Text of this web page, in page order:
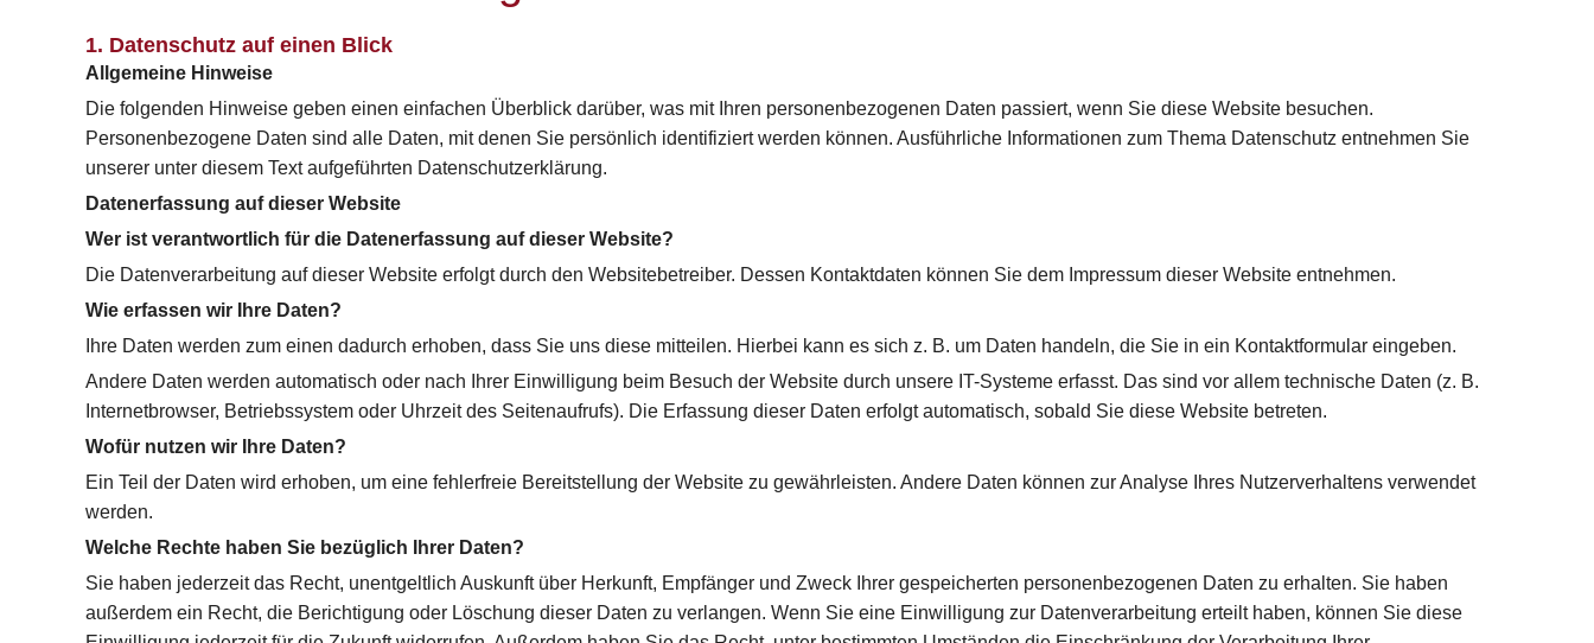
1. Datenschutz auf einen Blick
Allgemeine Hinweise
Die folgenden Hinweise geben einen einfachen Überblick darüber, was mit Ihren personenbezogenen Daten passiert, wenn Sie diese Website besuchen.
Personenbezogene Daten sind alle Daten, mit denen Sie persönlich identifiziert werden können. Ausführliche Informationen zum Thema Datenschutz entnehmen Sie
unserer unter diesem Text aufgeführten Datenschutzerklärung.
Datenerfassung auf dieser Website
Wer ist verantwortlich für die Datenerfassung auf dieser Website?
Die Datenverarbeitung auf dieser Website erfolgt durch den Websitebetreiber. Dessen Kontaktdaten können Sie dem Impressum dieser Website entnehmen.
Wie erfassen wir Ihre Daten?
Ihre Daten werden zum einen dadurch erhoben, dass Sie uns diese mitteilen. Hierbei kann es sich z. B. um Daten handeln, die Sie in ein Kontaktformular eingeben.
Andere Daten werden automatisch oder nach Ihrer Einwilligung beim Besuch der Website durch unsere IT-Systeme erfasst. Das sind vor allem technische Daten (z. B.
Internetbrowser, Betriebssystem oder Uhrzeit des Seitenaufrufs). Die Erfassung dieser Daten erfolgt automatisch, sobald Sie diese Website betreten.
Wofür nutzen wir Ihre Daten?
Ein Teil der Daten wird erhoben, um eine fehlerfreie Bereitstellung der Website zu gewährleisten. Andere Daten können zur Analyse Ihres Nutzerverhaltens verwendet
werden.
Welche Rechte haben Sie bezüglich Ihrer Daten?
Sie haben jederzeit das Recht, unentgeltlich Auskunft über Herkunft, Empfänger und Zweck Ihrer gespeicherten personenbezogenen Daten zu erhalten. Sie haben
außerdem ein Recht, die Berichtigung oder Löschung dieser Daten zu verlangen. Wenn Sie eine Einwilligung zur Datenverarbeitung erteilt haben, können Sie diese